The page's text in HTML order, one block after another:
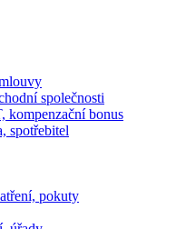
společnosti
kompenzační bonus
spotřebitel
pokuty